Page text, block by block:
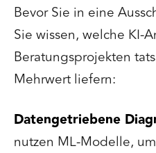
Bevor Sie in eine
Sie wissen, welche KI-
Beratungsprojekten
Mehrwert liefern:
Datengetriebene
nutzen ML-Modelle,